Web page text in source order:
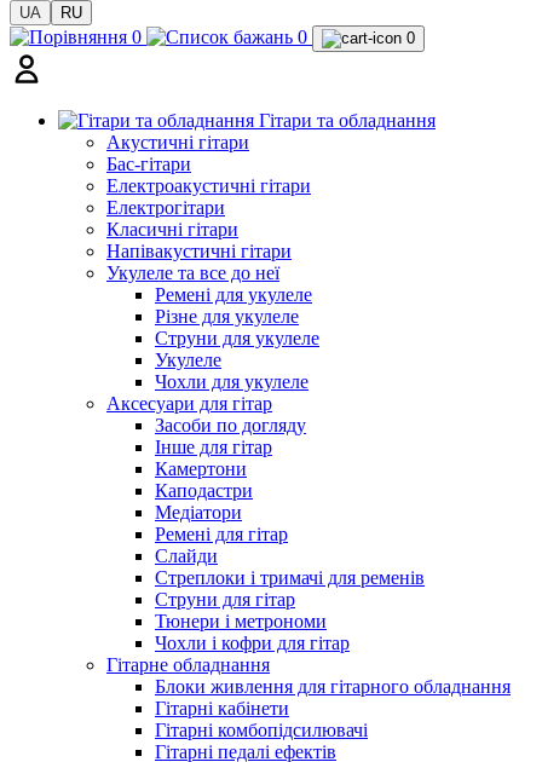
UA RU
0 0 0
Гітари та обладнання
Акустичні гітари
Бас-гітари
Електроакустичні гітари
Електрогітари
Класичні гітари
Напівакустичні гітари
Укулеле та все до неї
Ремені для укулеле
Різне для укулеле
Струни для укулеле
Укулеле
Чохли для укулеле
Аксесуари для гітар
Засоби по догляду
Інше для гітар
Камертони
Каподастри
Медіатори
Ремені для гітар
Слайди
Стреплоки і тримачі для ременів
Струни для гітар
Тюнери і метрономи
Чохли і кофри для гітар
Гітарне обладнання
Блоки живлення для гітарного обладнання
Гітарні кабінети
Гітарні комбопідсилювачі
Гітарні педалі ефектів